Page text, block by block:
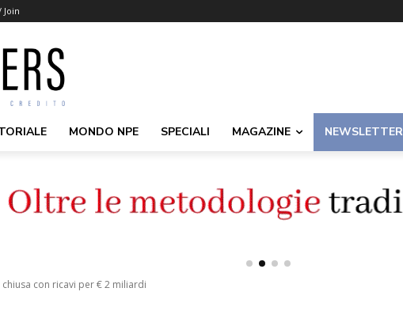
Join
MONDO NPE SPECIALI MAGAZINE NEWSLETTER
chiusa con ricavi per € 2 miliardi